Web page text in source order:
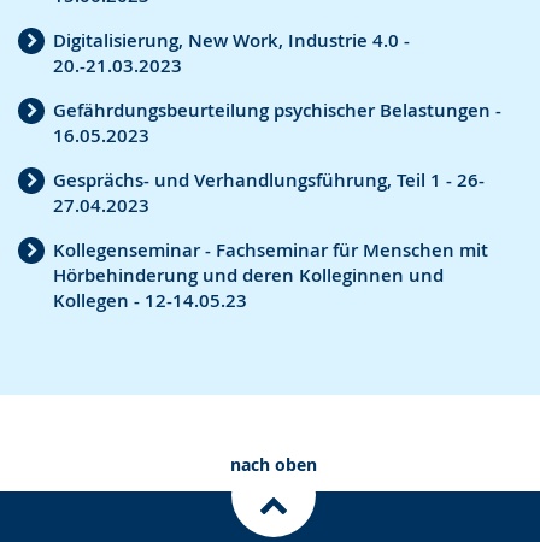
Digitalisierung, New Work, Industrie 4.0 -
20.-21.03.2023
Gefährdungsbeurteilung psychischer Belastungen -
16.05.2023
Gesprächs- und Verhandlungsführung, Teil 1 - 26-
27.04.2023
Kollegenseminar - Fachseminar für Menschen mit
Hörbehinderung und deren Kolleginnen und
Kollegen - 12-14.05.23
n
S
p
r
a
c
h
e
u
d
o
U
n
t
D
e
u
t
s
c
h
e
nach oben